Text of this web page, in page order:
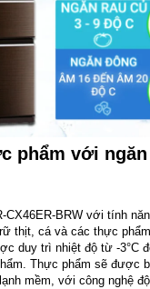
phẩm với
CX46ER-BRW với tính
thịt, cá và các thực
duy trì nhiệt độ từ -3°C
Thực phẩm sẽ được
mềm, với công nghệ